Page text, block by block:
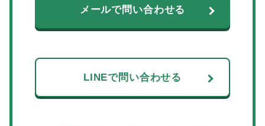
メールで問い合わせる
LINEで問い合わせる